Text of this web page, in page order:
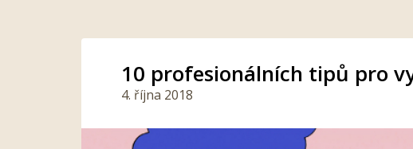
10 profesionálních tipů pro
4. října 2018